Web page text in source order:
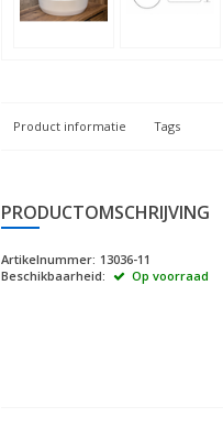
Product informatie Tags
PRODUCTOMSCHRIJVING
Artikelnummer: 13036-11
Beschikbaarheid:
Op voorraad